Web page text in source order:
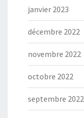
janvier 2023
décembre 2022
novembre 2022
octobre 2022
septembre 2022